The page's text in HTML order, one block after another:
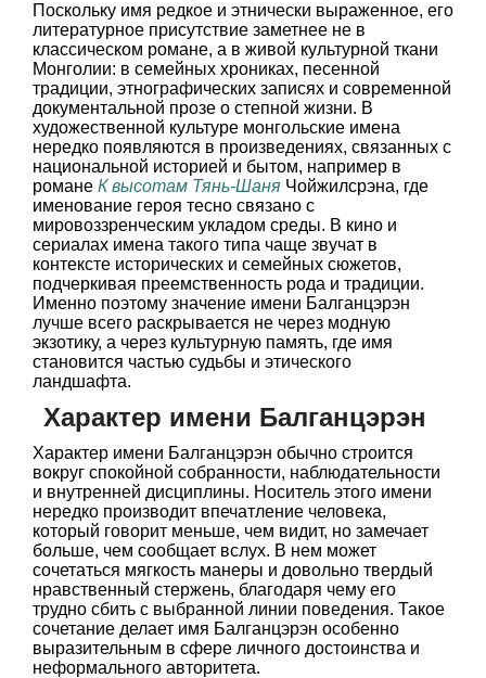
Поскольку имя редкое и этнически выраженное, его
литературное присутствие заметнее не в
классическом романе, а в живой культурной ткани
Монголии: в семейных хрониках, песенной
традиции, этнографических записях и современной
документальной прозе о степной жизни. В
художественной культуре монгольские имена
нередко появляются в произведениях, связанных с
национальной историей и бытом, например в
романе К высотам Тянь-Шаня Чойжилсрэна, где
именование героя тесно связано с
мировоззренческим укладом среды. В кино и
сериалах имена такого типа чаще звучат в
контексте исторических и семейных сюжетов,
подчеркивая преемственность рода и традиции.
Именно поэтому значение имени Балганцэрэн
лучше всего раскрывается не через модную
экзотику, а через культурную память, где имя
становится частью судьбы и этического
ландшафта.
Характер имени Балганцэрэн
Характер имени Балганцэрэн обычно строится
вокруг спокойной собранности, наблюдательности
и внутренней дисциплины. Носитель этого имени
нередко производит впечатление человека,
который говорит меньше, чем видит, но замечает
больше, чем сообщает вслух. В нем может
сочетаться мягкость манеры и довольно твердый
нравственный стержень, благодаря чему его
трудно сбить с выбранной линии поведения. Такое
сочетание делает имя Балганцэрэн особенно
выразительным в сфере личного достоинства и
неформального авторитета.